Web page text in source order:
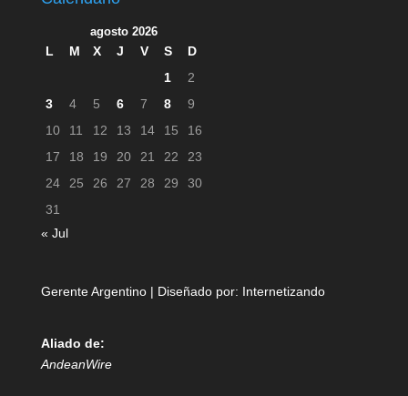
agosto 2026
L M X J V S
D
1
2
3
4 5 6 7 8
9
10
11 12 13 14 15
16
17
18 19 20 21 22
23
24
25 26 27 28 29
30
31
« Jul
Gerente Argentino | Diseñado por: Internetizando
Aliado de:
AndeanWire